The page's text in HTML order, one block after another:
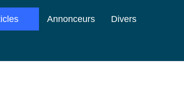
Annonceurs Divers